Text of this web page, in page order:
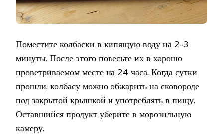
Поместите колбаски в кипящую воду на 2-3
минуты. После этого повесьте их в хорошо
проветриваемом месте на 24 часа. Когда сутки
прошли, колбасу можно обжарить на сковороде
под закрытой крышкой и употреблять в пищу.
Оставшийся продукт уберите в морозильную
камеру.